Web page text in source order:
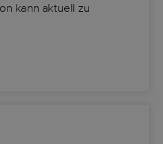
kann aktuell zu